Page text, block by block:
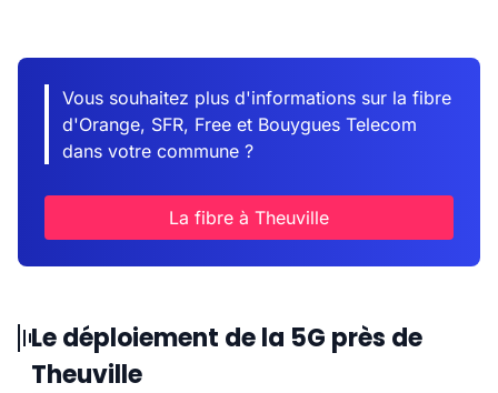
Vous souhaitez plus d'informations sur la fibre
d'Orange, SFR, Free et Bouygues Telecom
dans votre commune ?
La fibre à Theuville
Le déploiement de la 5G près de
Theuville